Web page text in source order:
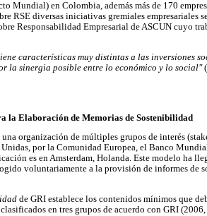
Mundial) en Colombia, además más de 170
RSE diversas iniciativas gremiales empresariales
Responsabilidad Empresarial de ASCUN cuyo
características muy distintas a las inversiones
la sinergia posible entre lo económico y lo social"
la Elaboración de Memorias de Sostenibilidad
organización de múltiples grupos de interés
por la Comunidad Europea, el Banco
es en Amsterdam, Holanda. Este modelo ha
voluntariamente a la provisión de informes de
de GRI establece los contenidos mínimos que
en tres grupos de acuerdo con GRI